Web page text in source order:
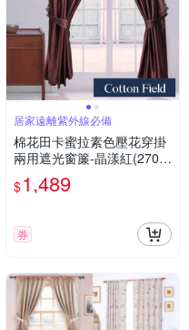
居家遠離紫外線必備
棉花田卡蜜拉素色壓花穿掛
兩用遮光窗簾-晶漾紅(270x
210cm)
$1,489
券